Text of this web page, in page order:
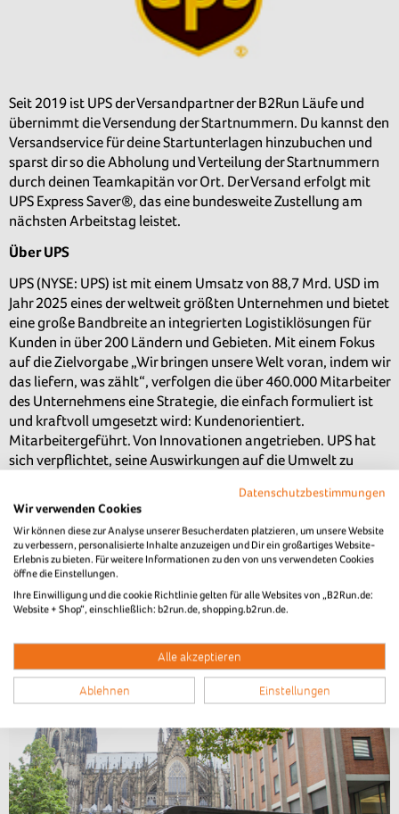
Seit 2019 ist UPS der Versandpartner der B2Run Läufe und
übernimmt die Versendung der Startnummern. Du kannst den
Versandservice für deine Startunterlagen hinzubuchen und
sparst dir so die Abholung und Verteilung der Startnummern
durch deinen Teamkapitän vor Ort. Der Versand erfolgt mit
UPS Express Saver®, das eine bundesweite Zustellung am
nächsten Arbeitstag leistet.
Über UPS
UPS (NYSE: UPS) ist mit einem Umsatz von 88,7 Mrd. USD im
Jahr 2025 eines der weltweit größten Unternehmen und bietet
eine große Bandbreite an integrierten Logistiklösungen für
Kunden in über 200 Ländern und Gebieten. Mit einem Fokus
auf die Zielvorgabe „Wir bringen unsere Welt voran, indem wir
das liefern, was zählt“, verfolgen die über 460.000 Mitarbeiter
des Unternehmens eine Strategie, die einfach formuliert ist
und kraftvoll umgesetzt wird: Kundenorientiert.
Mitarbeitergeführt. Von Innovationen angetrieben. UPS hat
sich verpflichtet, seine Auswirkungen auf die Umwelt zu
weltweit tätig sind. UPS nimmt auch eine unerschütterliche
Haltung zur Unterstützung von Vielfalt, Gleichbehandlung
und Inklusion ein. Weitere Informationen finden Sie unter
www.ups.com,www.about.ups.comund
www.investors.ups.com
Erreiche Deine Ziele schneller mit einer kostenlosen Beratung
Datenschutzbestimmungen
Wir verwenden Cookies
Wir können diese zur Analyse unserer Besucherdaten platzieren, um unsere Website
zu verbessern, personalisierte Inhalte anzuzeigen und Dir ein großartiges Website-
Erlebnis zu bieten. Für weitere Informationen zu den von uns verwendeten Cookies
öffne die Einstellungen.
Ihre Einwilligung und die cookie Richtlinie gelten für alle Websites von „B2Run.de:
Website + Shop“, einschließlich: b2run.de, shopping.b2run.de.
Alle akzeptieren
Ablehnen Einstellungen